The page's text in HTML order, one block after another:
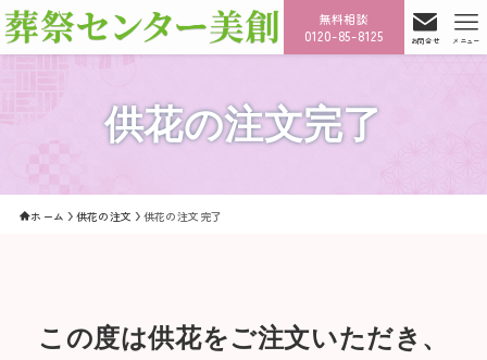
無料相談
0120-85-8125 お問合せ メニュー
供花の注文完了
ホーム 供花の注文 供花の注文完了
この度は供花をご注文いただき、